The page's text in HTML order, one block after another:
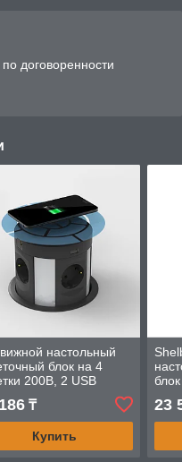
договоренности
настольный
блок на 4
200B, 2 USB
2 RJ45 розетки,
зарядка
₸
Купить
23